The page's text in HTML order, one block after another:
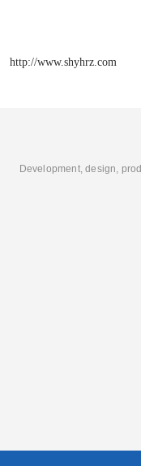
http://www.shyhrz.com
Development, design,